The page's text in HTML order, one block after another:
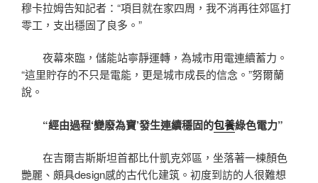
穆卡拉姆告知記者：“項目就在家四周，我不消再往郊區打
零工，支出穩固了良多。”
夜幕來臨，儲能站寧靜運轉，為城市用電連續蓄力。
“這里貯存的不只是電能，更是城市成長的信念。”努爾蘭
說。
“經由過程‘變廢為寶’發生連續穩固的包養綠色電力”
在吉爾吉斯斯坦首都比什凱克郊區，坐落著一棟顏色
艷麗、頗具design感的古代化建筑。初度到訪的人很難想